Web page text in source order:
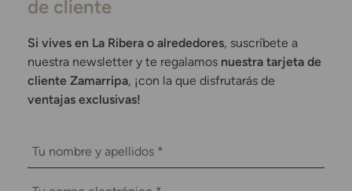
de cliente
Si vives en La Ribera o alrededores, suscríbete a
nuestra newsletter y te regalamos nuestra tarjeta de
cliente Zamarripa, ¡con la que disfrutarás de
ventajas exclusivas!